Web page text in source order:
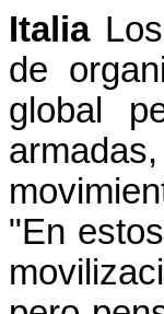
Italia
de
global
"En